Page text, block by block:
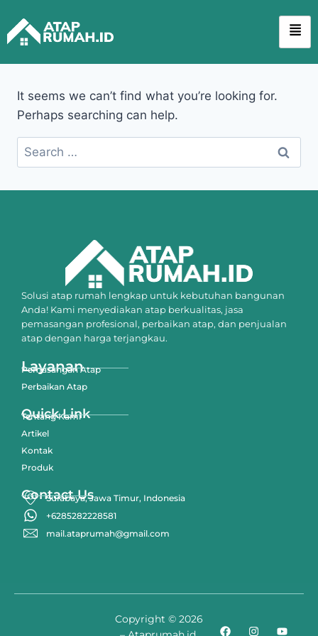
It seems we can’t find what you’re looking for.
Perhaps searching can help.
Solusi atap rumah lengkap untuk kebutuhan bangunan
Anda! Kami menyediakan atap berkualitas, jasa
pemasangan profesional, perbaikan atap, dan penjualan
atap dengan harga terjangkau.
Layanan
Pemasangan Atap
Perbaikan Atap
Quick Link
Tentang Kami
Artikel
Kontak
Produk
Contact Us
Surabaya, Jawa Timur, Indonesia
+6285282228581
mail.ataprumah@gmail.com
Copyright © 2026